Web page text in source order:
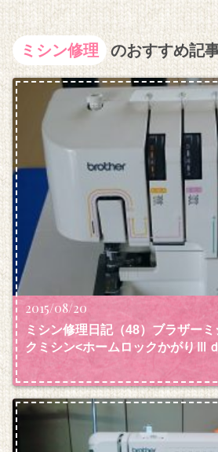
ミシン修理 のおすすめ記
2015/08/20
ミシン修理日記（48）ブラザー
クミシン<ホームロックかがりⅢ